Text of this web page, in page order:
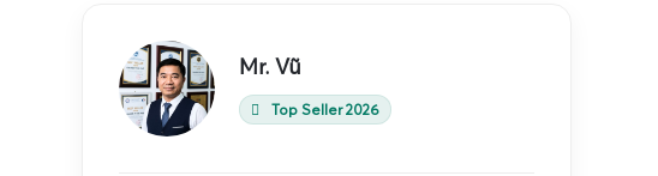
Mr. Vũ
Top Seller 2026